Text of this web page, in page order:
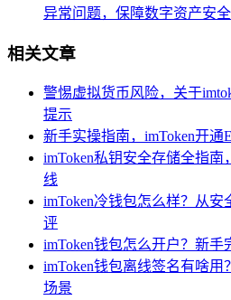
异常问题，保障数字资产安全
相关文章
警惕虚拟货币风险，关于
提示
新手实操指南，imToken开通
imToken私钥安全存储全指
线
imToken冷钱包怎么样？从
评
imToken钱包怎么开户？新手
imToken钱包离线签名有啥
场景